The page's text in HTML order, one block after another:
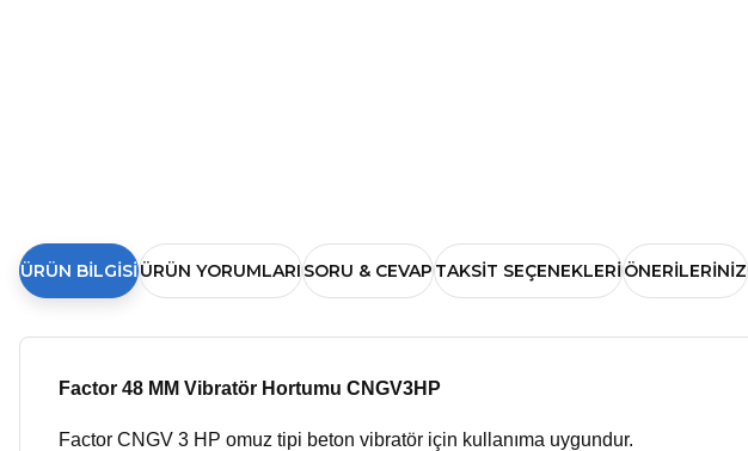
ÜRÜN BILGISI ÜRÜN YORUMLARISORU & CEVAPTAKSIT SEÇENEKLERIÖNERILERINIZ
Factor 48 MM Vibratör Hortumu CNGV3HP
Factor CNGV 3 HP omuz tipi beton vibratör için kullanıma uygundur.